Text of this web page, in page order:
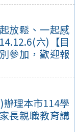
放鬆、一起感
六)【目
參加，歡迎報
辦理本市114學
長親職教育講